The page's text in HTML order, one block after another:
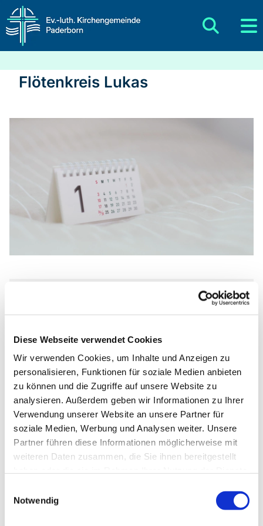
Diese Webseite verwendet Cookies
Wir verwenden Cookies, um Inhalte und Anzeigen zu
personalisieren, Funktionen für soziale Medien anbieten
zu können und die Zugriffe auf unsere Website zu
analysieren. Außerdem geben wir Informationen zu Ihrer
Verwendung unserer Website an unsere Partner für
soziale Medien, Werbung und Analysen weiter. Unsere
Partner führen diese Informationen möglicherweise mit
weiteren Daten zusammen, die Sie ihnen bereitgestellt
Notwendig
Flötenkreis Lukas
Dienstag, 15. Juni 2027, 19:00 Uhr
Lukas-Gemeinde, Am Laugrund 5,
33098 Paderborn
Jutta Messwarb-Schaertl